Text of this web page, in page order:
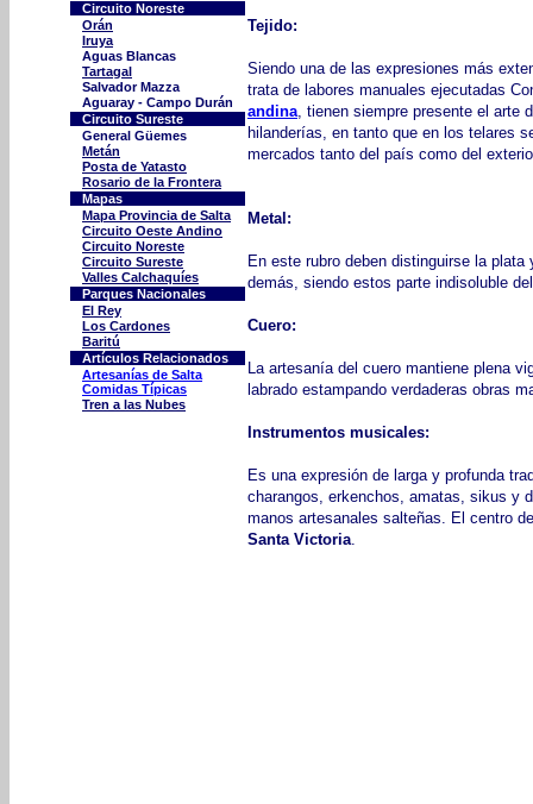
Circuito Noreste
Orán
Iruya
Aguas Blancas
Tartagal
Salvador Mazza
Aguaray - Campo Durán
Circuito Sureste
General Güemes
Metán
Posta de Yatasto
Rosario de la Frontera
Mapas
Mapa Provincia de Salta
Circuito Oeste Andino
Circuito Noreste
Circuito Sureste
Valles Calchaquíes
Parques Nacionales
El Rey
Los Cardones
Baritú
Artículos Relacionados
Artesanías de Salta
Comidas Típicas
Tren a las Nubes
Tejido:
Siendo una de las expresiones más
trata de labores manuales ejecutadas
andina, tienen siempre presente el arte
hilanderías, en tanto que en los telares
mercados tanto del país como del
Metal:
En este rubro deben distinguirse la
demás, siendo estos parte indisoluble
Cuero:
La artesanía del cuero mantiene plena
labrado estampando verdaderas obras
Instrumentos musicales:
Es una expresión de larga y profunda
charangos, erkenchos, amatas, sikus y
manos artesanales salteñas. El centro
Santa Victoria.